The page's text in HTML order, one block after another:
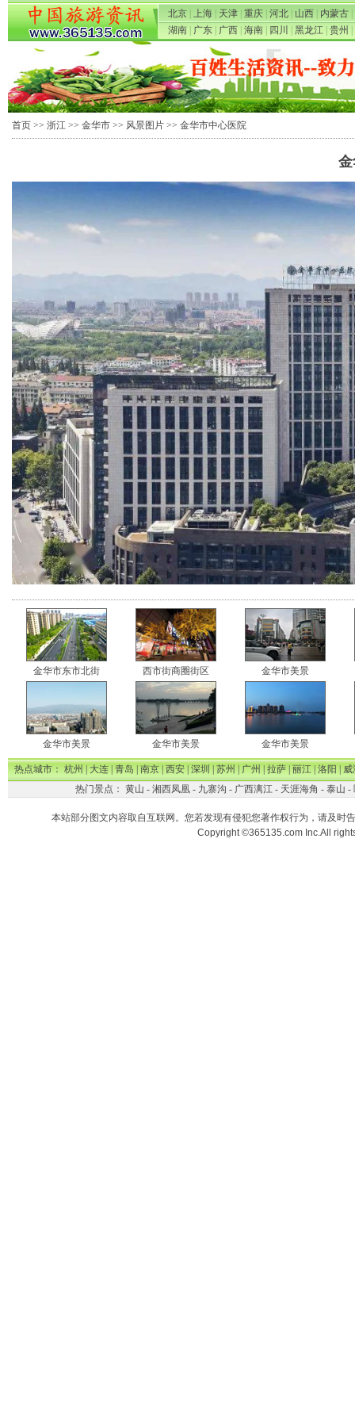
北京 上海 天津 重庆 河北 山西 内蒙古
湖南
广东 广西 海南 四川 黑龙江 贵州
首页 >> 浙江 >> 金华市 >> 风景图片 >> 金华市中心医院
金华市东市北街 西市街商圈街区 金华市美景
金华市美景 金华市美景 金华市美景
热点城市：杭州|大连|青岛|南京|西安|深圳|苏州|广州|拉萨|丽江|洛阳|威
热门景点： 黄山 - 湘西凤凰- 九寨沟 - 广西漓江- 天涯海角 - 泰山 -
本站部分图文内容取自互联网。您若发现有侵犯您著作权行为，请及时
Copyright ©365135.com Inc.All